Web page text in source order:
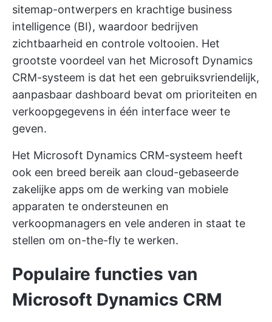
sitemap-ontwerpers en krachtige business
intelligence (BI), waardoor bedrijven
zichtbaarheid en controle voltooien. Het
grootste voordeel van het Microsoft Dynamics
CRM-systeem is dat het een gebruiksvriendelijk,
aanpasbaar dashboard bevat om prioriteiten en
verkoopgegevens in één interface weer te
geven.
Het Microsoft Dynamics CRM-systeem heeft
ook een breed bereik aan cloud-gebaseerde
zakelijke apps om de werking van mobiele
apparaten te ondersteunen en
verkoopmanagers en vele anderen in staat te
stellen om on-the-fly te werken.
Populaire functies van
Microsoft Dynamics CRM